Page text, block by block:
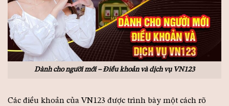
Dành cho người mới – Điều khoản và dịch vụ VN123
Các điều khoản của VN123 được trình bày một cách rõ